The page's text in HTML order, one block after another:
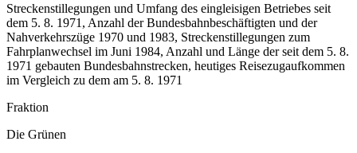
Streckenstillegungen und Umfang des eingleisigen Betriebes seit
dem 5. 8. 1971, Anzahl der Bundesbahnbeschäftigten und der
Nahverkehrszüge 1970 und 1983, Streckenstillegungen zum
Fahrplanwechsel im Juni 1984, Anzahl und Länge der seit dem 5. 8.
1971 gebauten Bundesbahnstrecken, heutiges Reisezugaufkommen
im Vergleich zu dem am 5. 8. 1971
Fraktion
Die Grünen